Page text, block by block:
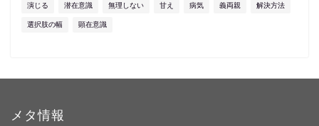
演じる 潜在意識 無理しない 甘え 病気 義両親 解決方法
選択肢の幅 顕在意識
メタ情報